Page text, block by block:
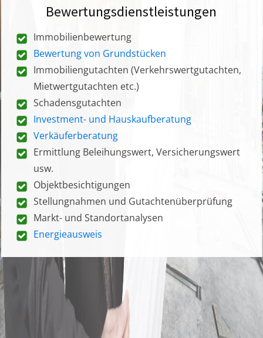
Bewertungsdienstleistungen
Immobilienbewertung
Bewertung von Grundstücken
Immobiliengutachten (Verkehrswertgutachten,
Mietwertgutachten etc.)
Schadensgutachten
Investment- und Hauskaufberatung
Verkäuferberatung
Ermittlung Beleihungswert, Versicherungswert
usw.
Objektbesichtigungen
Stellungnahmen und Gutachtenüberprüfung
Markt- und Standortanalysen
Energieausweis